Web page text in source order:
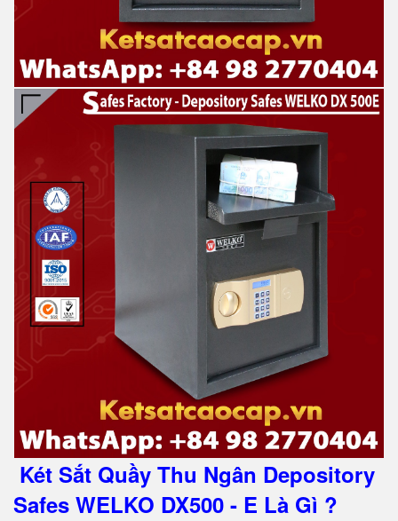
Két Sắt Quầy Thu Ngân Depository
Safes WELKO DX500 - E Là Gì ?